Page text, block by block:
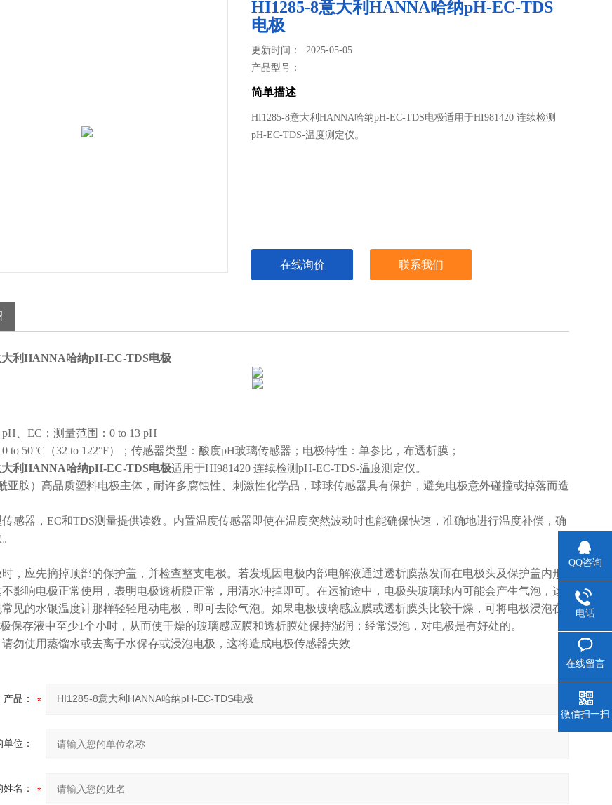
HI1285-8意大利HANNA哈纳pH-EC-TDS
电极
更新时间： 2025-05-05
产品型号：
简单描述
HI1285-8意大利HANNA哈纳pH-EC-TDS电极适用于HI981420 连续检测
pH-EC-TDS-温度测定仪。
在线询价 联系我们
大利HANNA哈纳pH-EC-TDS电极
、EC；测量范围：0 to 13 pH
to 50°C（32 to 122°F）；传感器类型：酸度pH玻璃传感器；电极特性：单参比，布透析膜；
大利HANNA哈纳pH-EC-TDS电极适用于HI981420 连续检测pH-EC-TDS-温度测定仪。
亚胺）高品质塑料电极主体，耐许多腐蚀性、刺激性化学品，球球传感器具有保护，避免电极意外碰撞或掉落而造
感器，EC和TDS测量提供读数。内置温度传感器即使在温度突然波动时也能确保快速，准确地进行温度补偿，确
，应先摘掉顶部的保护盖，并检查整支电极。若发现因电极内部电解液通过透析膜蒸发而在电极头及保护盖内形
影响电极正常使用，表明电极透析膜正常，用清水冲掉即可。在运输途中，电极头玻璃球内可能会产生气泡，这
见的水银温度计那样轻轻甩动电极，即可去除气泡。如果电极玻璃感应膜或透析膜头比较干燥，可将电极浸泡在
保存液中至少1个小时，从而使干燥的玻璃感应膜和透析膜处保持湿润；经常浸泡，对电极是有好处的。
勿使用蒸馏水或去离子水保存或浸泡电极，这将造成电极传感器失效
产品：
单位：
姓名：
QQ咨询
电话
在线留言
微信扫一扫